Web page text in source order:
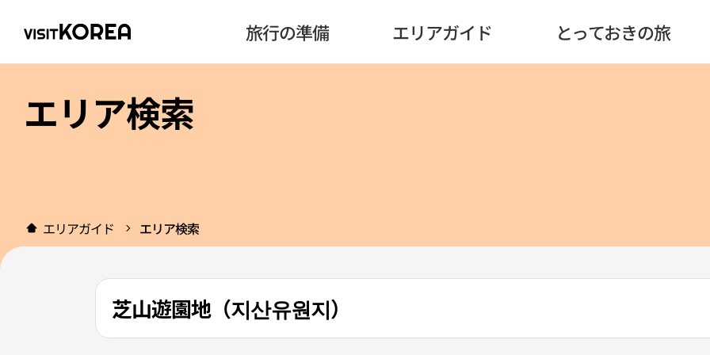
旅行の準備 エリアガイド とっておきの旅
エリア検索
エリアガイド エリア検索
芝山遊園地（지산유원지）